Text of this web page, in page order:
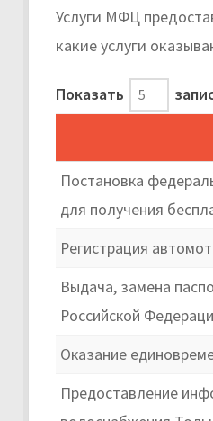
Услуги МФЦ
какие услуги
Показать
Постановка
для получения
Регистрация
Выдача, замена
Российской
Оказание
Предоставление